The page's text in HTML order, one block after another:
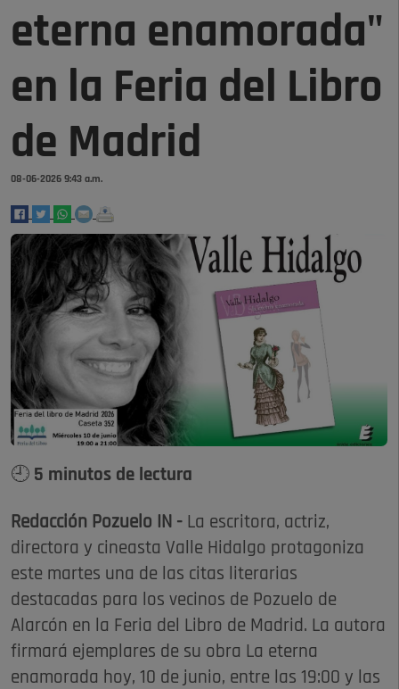
eterna enamorada"
en la Feria del Libro
de Madrid
08-06-2026 9:43 a.m.
🕘 5 minutos de lectura
Redacción Pozuelo IN - La escritora, actriz,
directora y cineasta Valle Hidalgo protagoniza
este martes una de las citas literarias
destacadas para los vecinos de Pozuelo de
Alarcón en la Feria del Libro de Madrid. La autora
firmará ejemplares de su obra La eterna
enamorada hoy, 10 de junio, entre las 19:00 y las